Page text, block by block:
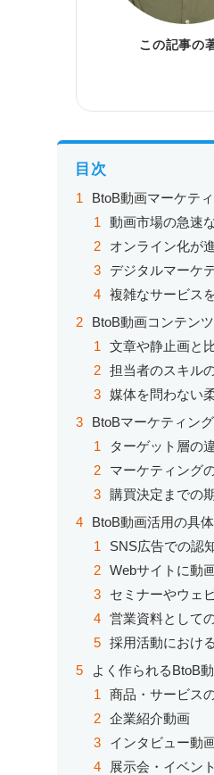
この記事の
目次
BtoB動画マーケテ
動画市場の急速
オンライン化が
デジタルマーケ
複雑なサービス
BtoB動画コンテン
文章や静止画と
担当者のスキル
媒体を問わない
BtoBマーケティン
ターゲット層の
マーケティング
購買決定までの
BtoB動画活用の具
SNS広告での認
Webサイトに動
セミナーやウェ
営業資料として
採用活動におけ
よく作られるBtoB
商品・サービス
企業紹介動画
インタビュー動
展示会・イベン